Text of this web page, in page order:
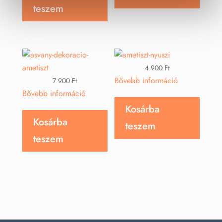
teszem
7 900 Ft
Bővebb információ
Kosárba
teszem
4 900 Ft
Bővebb információ
Kosárba
teszem